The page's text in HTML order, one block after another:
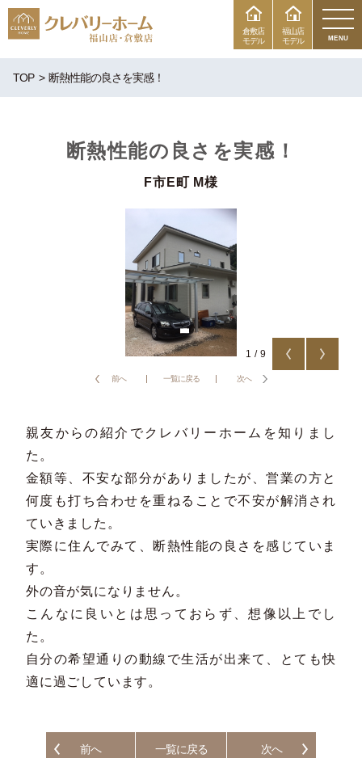
福山店
モデル
倉敷店
モデル
MENU
TOP 断熱性能の良さを実感！
断熱性能の良さを実感！
F市E町 M様
1 / 9
前へ 一覧に戻る 次へ
親友からの紹介でクレバリーホームを知りまし
た。
金額等、不安な部分がありましたが、営業の方と
何度も打ち合わせを重ねることで不安が解消され
ていきました。
実際に住んでみて、断熱性能の良さを感じていま
す。
外の音が気になりません。
こんなに良いとは思っておらず、想像以上でし
た。
自分の希望通りの動線で生活が出来て、とても快
適に過ごしています。
前へ 一覧に戻る 次へ